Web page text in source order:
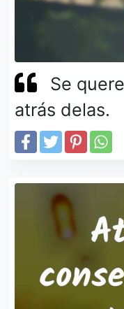
Se
atrás delas.